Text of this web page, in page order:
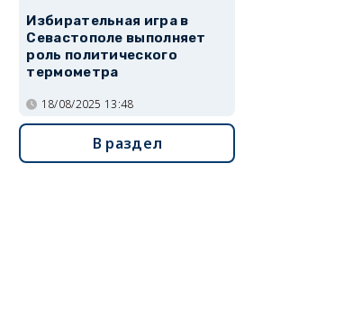
Избирательная игра в
Севастополе выполняет
роль политического
термометра
18/08/2025 13:48
В раздел